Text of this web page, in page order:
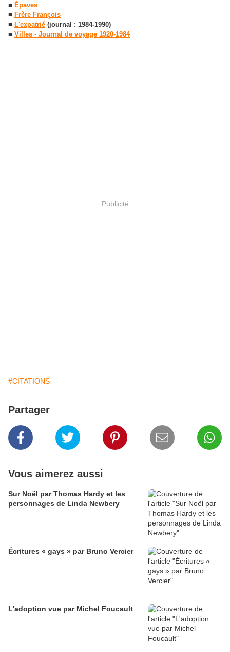
■ Épaves
■ Frère François
■ L'expatrié (journal : 1984-1990)
■ Villes - Journal de voyage 1920-1984
Publicité
#CITATIONS
Partager
Vous aimerez aussi
Sur Noël par Thomas Hardy et les
personnages de Linda Newbery
Écritures « gays » par Bruno Vercier
L'adoption vue par Michel Foucault